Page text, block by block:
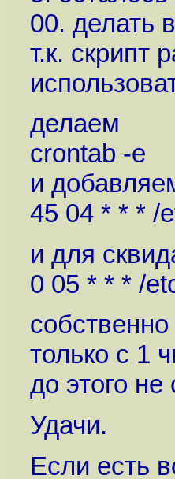
00. делать
т.к. скрипт
делаем
crontab -e
и
45 04 * * * /
и для
0 05 * * * /
только с 1
до этого
Удачи.
Если есть